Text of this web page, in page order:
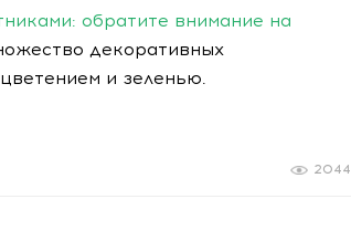
обратите внимание на
декоративных
и зеленью.
2044